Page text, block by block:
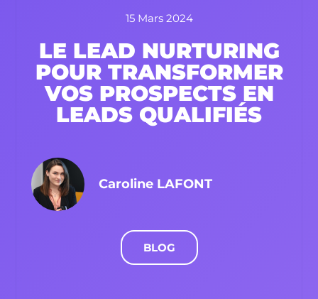
15 Mars 2024
LE LEAD NURTURING
POUR TRANSFORMER
VOS PROSPECTS EN
LEADS QUALIFIÉS
Caroline LAFONT
BLOG